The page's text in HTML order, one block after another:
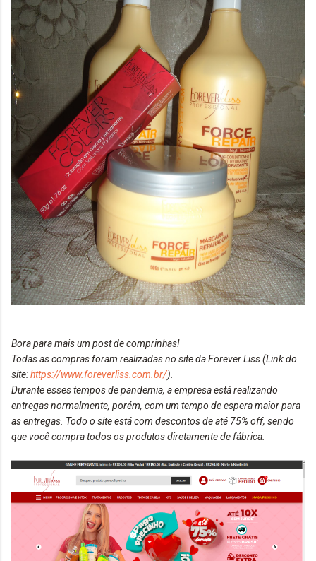
Bora para mais um post de comprinhas!
Todas as compras foram realizadas no site da Forever Liss (Link do
site:https://www.foreverliss.com.br/).
Durante esses tempos de pandemia, a empresa está realizando
entregas normalmente, porém, com um tempo de espera maior para
as entregas. Todo o site está com descontos de até 75% off, sendo
que você compra todos os produtos diretamente de fábrica.